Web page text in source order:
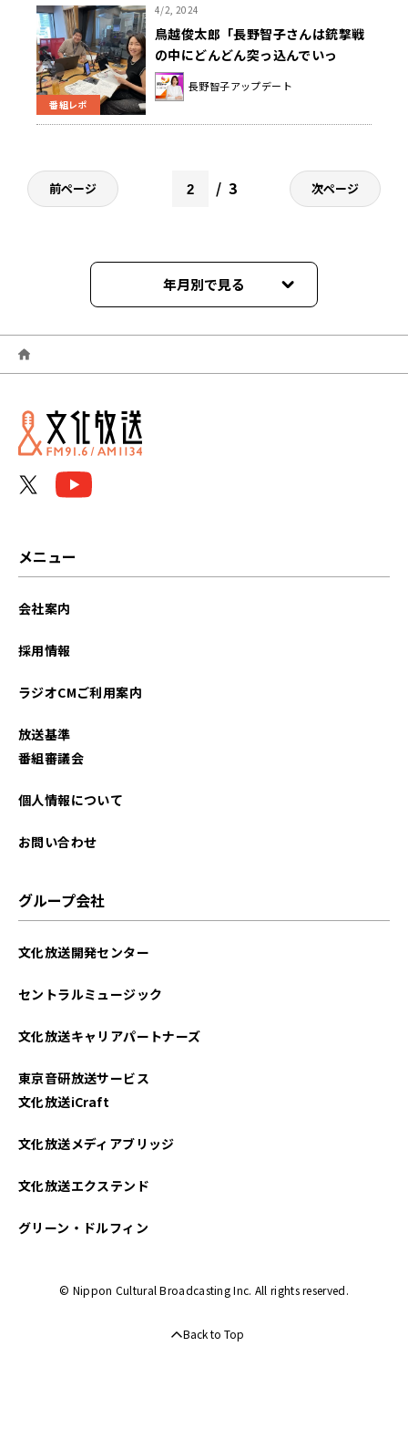
番組レポ
4/2, 2024
鳥越俊太郎「長野智子さんは銃撃戦
の中にどんどん突っ込んでいっ
て…」
長野智子アップデート
前ページ 3 次ページ
年月別で見る
2026年06月
2026年05月
2026年04月
2025年07月
2025年04月
2024年11月
2024年10月
2024年09月
メニュー
会社案内
採用情報
ラジオCMご利用案内
放送基準
番組審議会
個人情報について
お問い合わせ
グループ会社
文化放送開発センター
セントラルミュージック
文化放送キャリアパートナーズ
東京音研放送サービス
文化放送iCraft
文化放送メディアブリッジ
文化放送エクステンド
グリーン・ドルフィン
© Nippon Cultural Broadcasting Inc. All rights reserved.
Back to Top